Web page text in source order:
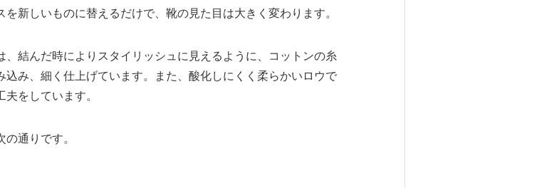
新しいものに替えるだけで、靴の見た目は大きく変わります。
結んだ時によりスタイリッシュに見えるように、コットンの糸
込み、細く仕上げています。また、酸化しにくく柔らかいロウで
をしています。
通りです。